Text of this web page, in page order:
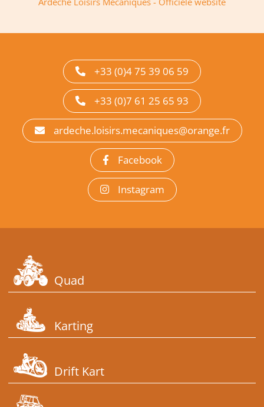
+33 (0)4 75 39 06 59
+33 (0)7 61 25 65 93
ardeche.loisirs.mecaniques@orange.fr
Facebook
Instagram
Quad
Karting
Drift Kart